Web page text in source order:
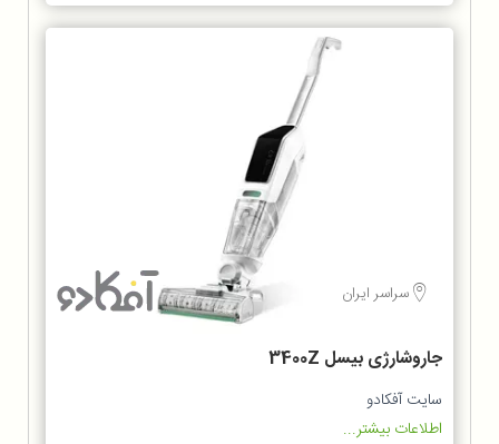
سراسر ایران
جاروشارژی بیسل 3400Z
سایت آفکادو
اطلاعات بیشتر...